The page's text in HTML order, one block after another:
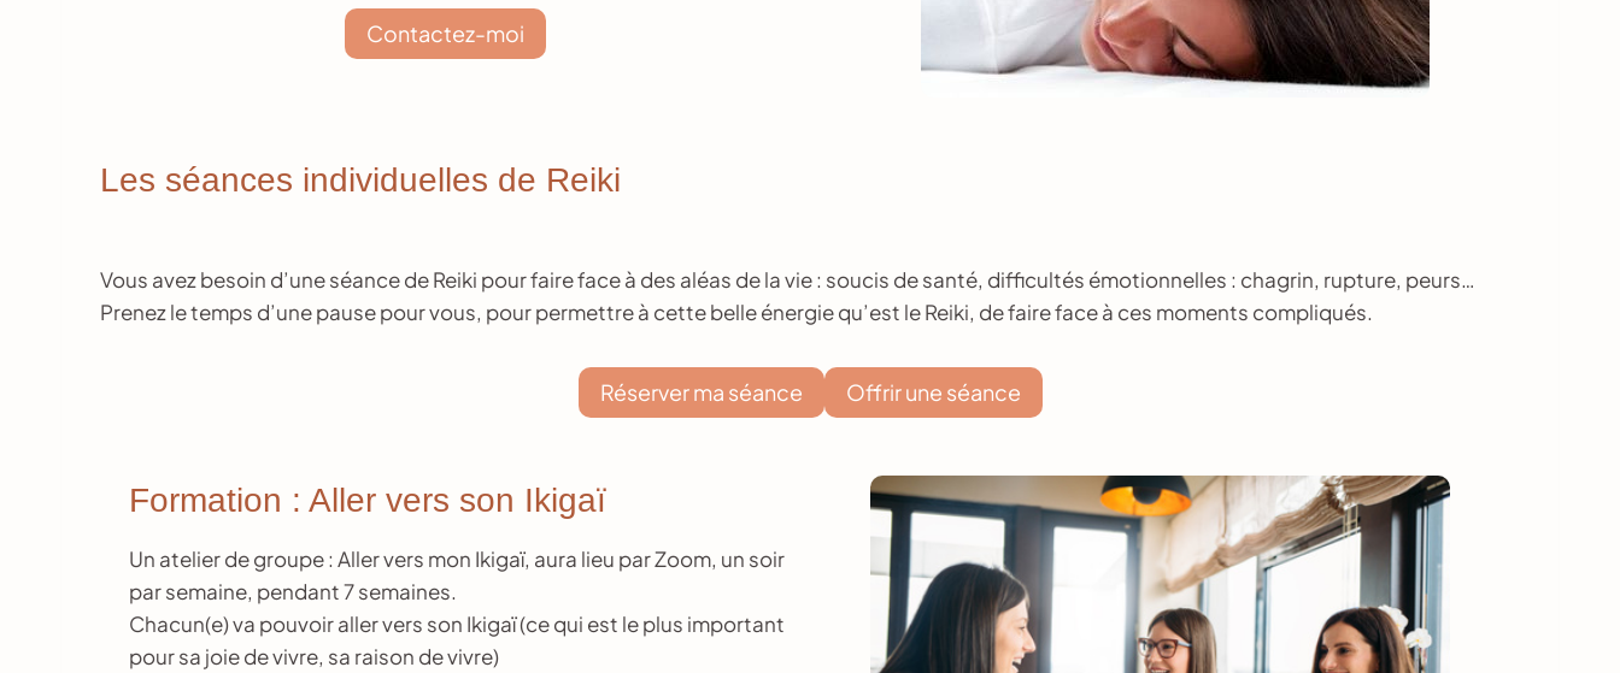
Contactez-moi
Les séances individuelles de Reiki
Vous avez besoin d’une séance de Reiki pour faire face à des aléas de la vie : soucis de santé, difficultés émotionnelles : chagrin, rupture, peurs…
Prenez le temps d’une pause pour vous, pour permettre à cette belle énergie qu’est le Reiki, de faire face à ces moments compliqués.
Réserver ma séance Offrir une séance
Formation : Aller vers son Ikigaï
Un atelier de groupe : Aller vers mon Ikigaï, aura lieu par Zoom, un soir
par semaine, pendant 7 semaines.
Chacun(e) va pouvoir aller vers son Ikigaï (ce qui est le plus important
pour sa joie de vivre, sa raison de vivre)